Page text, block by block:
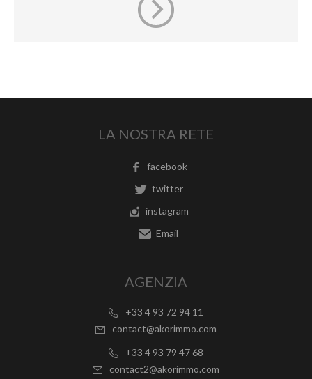
LA NOSTRA RETE
facebook
twitter
instagram
Email
AGENZIA
+33 4 93 72 94 11
contact@akorimmo.com
+33 4 93 79 47 68
contact2@akorimmo.com